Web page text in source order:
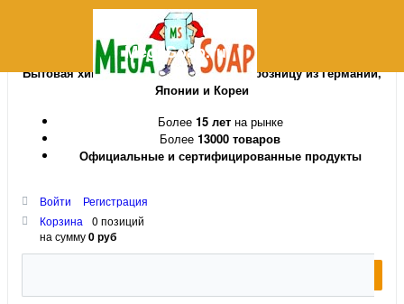
MegaSoap.ru
Бытовая химия и косметика оптом и в розницу из Германии,
Японии и Кореи
Более 15 летна рынке
Более 13000 товаров
Официальные и сертифицированные продукты
Войти
Регистрация
Корзина
0 позиций
на сумму0 руб